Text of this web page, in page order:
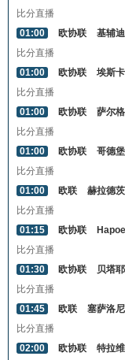
比分直播
01:00
欧协联
基辅
比分直播
01:00
欧协联
埃斯
比分直播
01:00
欧协联
萨尔
比分直播
01:00
欧协联
哥德
比分直播
01:00
欧联
赫拉德
比分直播
01:15
欧协联
比分直播
01:30
欧协联
贝塔
比分直播
01:45
欧联
塞萨洛
比分直播
02:00
欧协联
特拉